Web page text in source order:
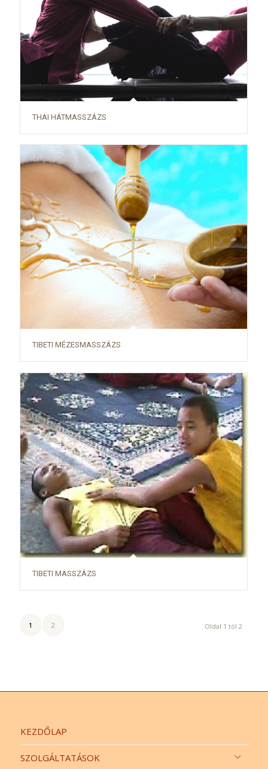
THAI HÁTMASSZÁZS
TIBETI MÉZESMASSZÁZS
TIBETI MASSZÁZS
Oldal 1 tól 2
1 2
KEZDŐLAP
SZOLGÁLTATÁSOK